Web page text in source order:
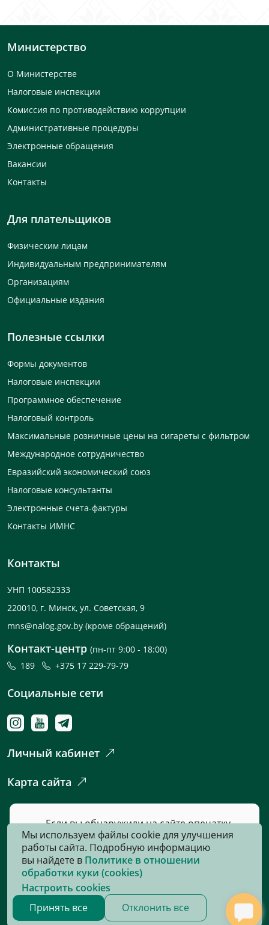
Министерство
О Министерстве
Налоговые инспекции
Комиссия по противодействию коррупции
Административные процедуры
Электронные обращения
Вакансии
Контакты
Для плательщиков
Физическим лицам
Индивидуальным предпринимателям
Организациям
Официальные издания
Полезные ссылки
Формы документов
Налоговые инспекции
Программное обеспечение
Налоговый контроль
Максимальные розничные цены на сигареты с фильтром
Международное сотрудничество
Евразийский экономический союз
Налоговые консультанты
Электронные счета-фактуры
Контакты ИМНС
Контакты
УНП 100582333
220010, г. Минск, ул. Советская, 9
mns@nalog.gov.by (кроме обращений)
Контакт-центр (пн-пт 9:00 - 18:00)
189
+375 17 229-79-79
Социальные сети
Личный кабинет
Карта сайта
Если вы обнаружили на сайте опечатку
или неточность, пожалуйста, нажмите
сюдаи сообщите нам об этом.
© 2026, Все права защищены
Сайт разработан:«Информационно-издательский центр по
налогам и сборам»
Мы используем файлы cookie для улучшения
работы сайта. Подробную информацию
вы найдете в Политике в отношении
обработки куки (cookies)
Настроить cookies
Принять все
Отклонить все